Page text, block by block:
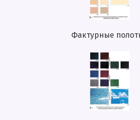
Фактурные